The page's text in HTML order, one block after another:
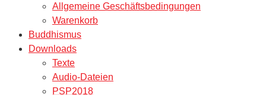
Allgemeine Geschäftsbedingungen
Warenkorb
Buddhismus
Downloads
Texte
Audio-Dateien
PSP2018